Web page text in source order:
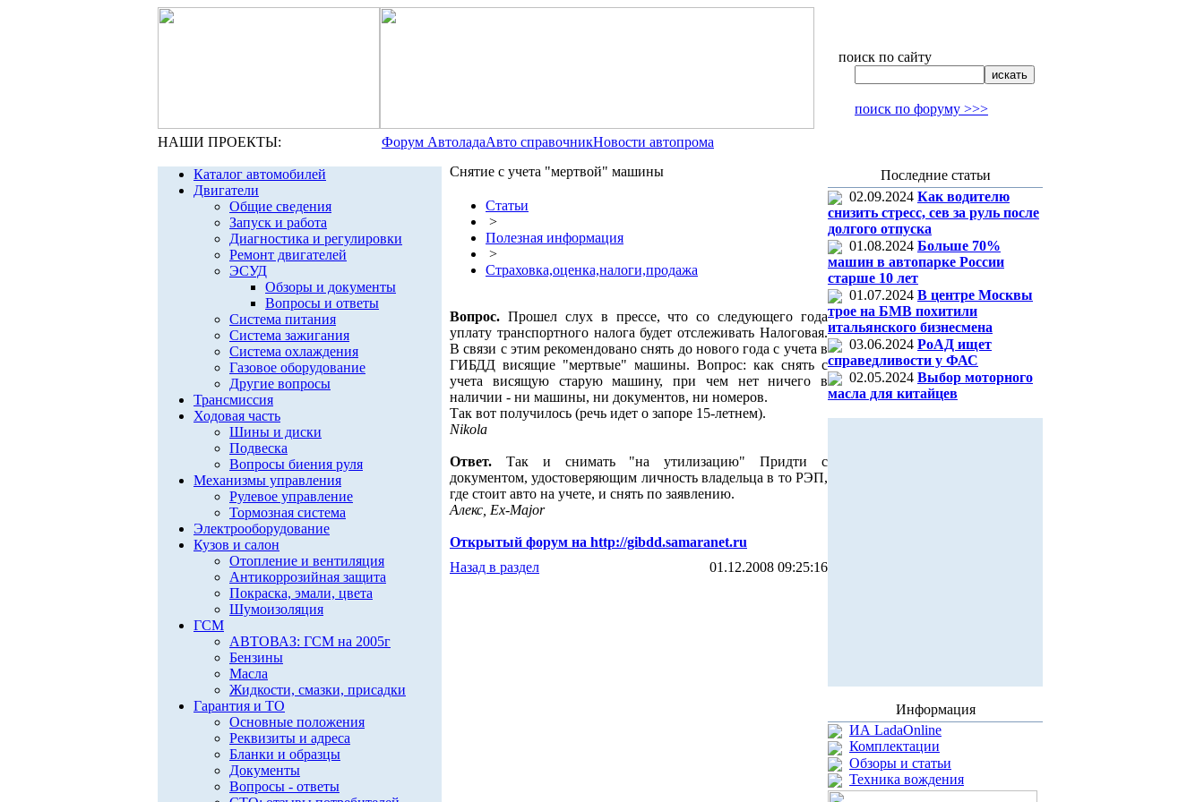
поиск по сайту
поиск по форуму >>>
НАШИ ПРОЕКТЫ: Форум АвтоладаАвто справочникНовости автопрома
Каталог автомобилей
Двигатели
Общие сведения
Запуск и работа
Диагностика и регулировки
Ремонт двигателей
ЭСУД
Обзоры и документы
Вопросы и ответы
Система питания
Система зажигания
Система охлаждения
Газовое оборудование
Другие вопросы
Трансмиссия
Ходовая часть
Шины и диски
Подвеска
Вопросы биения руля
Механизмы управления
Рулевое управление
Тормозная система
Электрооборудование
Кузов и салон
Отопление и вентиляция
Антикоррозийная защита
Покраска, эмали, цвета
Шумоизоляция
ГСМ
АВТОВАЗ: ГСМ на 2005г
Бензины
Масла
Жидкости, смазки, присадки
Гарантия и ТО
Основные положения
Реквизиты и адреса
Бланки и образцы
Документы
Вопросы - ответы
Снятие с учета "мертвой" машины
Статьи
>
Полезная информация
>
Страховка,оценка,налоги,продажа
Вопрос. Прошел слух в прессе, что со следующего года
уплату транспортного налога будет отслеживать Налоговая.
В связи с этим рекомендовано снять до нового года с учета в
ГИБДД висящие "мертвые" машины. Вопрос: как снять с
учета висящую старую машину, при чем нет ничего в
наличии - ни машины, ни документов, ни номеров.
Так вот получилось (речь идет о запоре 15-летнем).
Nikola
Ответ. Так и снимать "на утилизацию" Придти с
документом, удостоверяющим личность владельца в то РЭП,
где стоит авто на учете, и снять по заявлению.
Алекс, Ex-Major
Открытый форум на http://gibdd.samaranet.ru
Назад в раздел
01.12.2008 09:25:16
Последние статьи
02.09.2024 Как водителю
снизить стресс, сев за руль после
долгого отпуска
01.08.2024 Больше 70%
машин в автопарке России
старше 10 лет
01.07.2024 В центре Москвы
трое на БМВ похитили
итальянского бизнесмена
03.06.2024 РоАД ищет
справедливости у ФАС
02.05.2024 Выбор моторного
масла для китайцев
Информация
ИА LadaOnline
Комплектации
Обзоры и статьи
Техника вождения